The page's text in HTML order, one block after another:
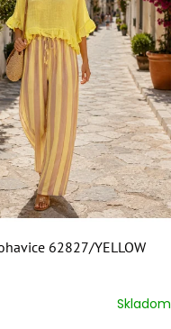
62827/YELLOW
Skladom